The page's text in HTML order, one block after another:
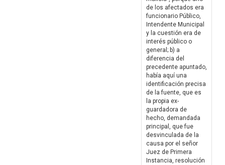
de los afectados era
funcionario Público,
Intendente Municipal
y la cuestión era de
interés público o
general; b) a
diferencia del
precedente apuntado,
había aquí una
identificación precisa
de la fuente, que es
la propia ex-
guardadora de
hecho, demandada
principal, que fue
desvinculada de la
causa por el señor
Juez de Primera
Instancia, resolución